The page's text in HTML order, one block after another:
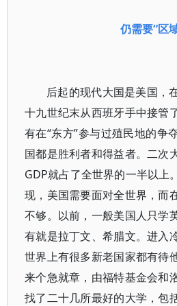
仍需要“区
后起的现代大国是美国，
十九世纪末从西班牙手中接管
有在“东方”参与过殖民地的争
国都是胜利者和得益者。二次
GDP就占了全世界的一半以上
现，美国需要面对全世界，而
不够。以前，一般美国人只学
有就是拉丁文、希腊文。进入
世界上有很多新老国家都有待
来个急就章，由福特基金会和
找了二十几所最好的大学，包